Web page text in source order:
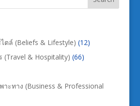
ตล์ (Beliefs & Lifestyle) (12)
(Travel & Hospitality) (66)
าะทาง (Business & Professional